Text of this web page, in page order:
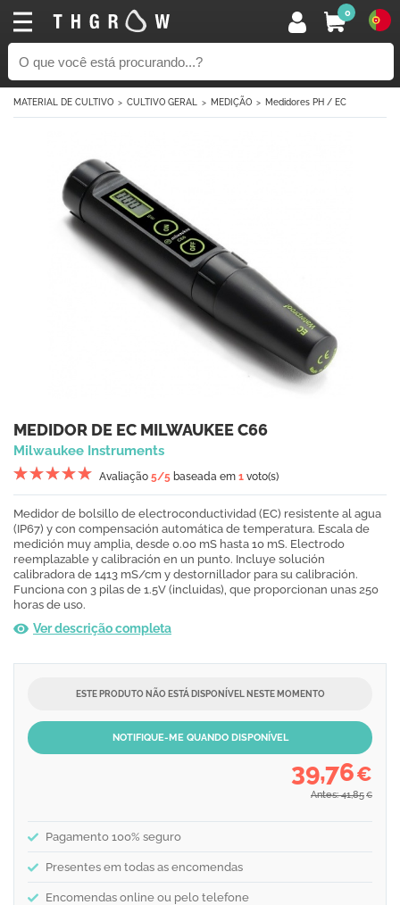
0
MATERIAL DE CULTIVO CULTIVO GERAL MEDIÇÃO Medidores PH / EC
MEDIDOR DE EC MILWAUKEE C66
Milwaukee Instruments
Avaliação 5/5 baseada em 1 voto(s)
Medidor de bolsillo de electroconductividad (EC) resistente al agua
(IP67) y con compensación automática de temperatura. Escala de
medición muy amplia, desde 0.00 mS hasta 10 mS. Electrodo
reemplazable y calibración en un punto. Incluye solución
calibradora de 1413 mS/cm y destornillador para su calibración.
Funciona con 3 pilas de 1.5V (incluidas), que proporcionan unas 250
horas de uso.
Ver descrição completa
ESTE PRODUTO NÃO ESTÁ DISPONÍVEL NESTE MOMENTO
NOTIFIQUE-ME QUANDO DISPONÍVEL
39,76€
Antes: 41,85 €
Pagamento 100% seguro
Presentes em todas as encomendas
Encomendas online ou pelo telefone